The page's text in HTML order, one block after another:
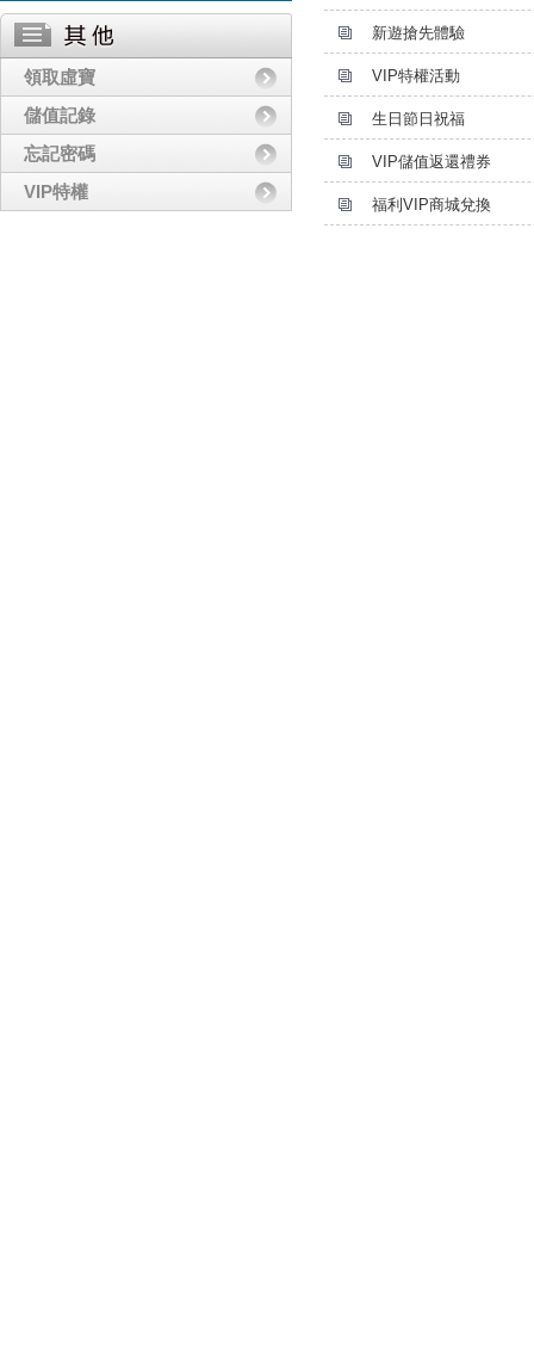
領取虛寶
儲值記錄
忘記密碼
VIP特權
新遊搶先體驗
VIP特權活動
生日節日祝福
VIP儲值返還禮券
福利VIP商城兌換